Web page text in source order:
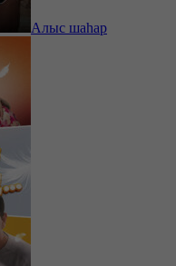
Алыс шаһар